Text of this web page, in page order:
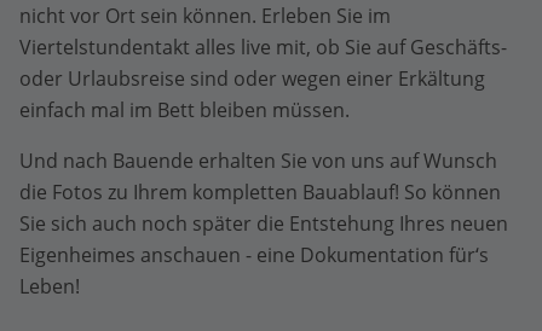
nicht vor Ort sein können. Erleben Sie im
Viertelstundentakt alles live mit, ob Sie auf Geschäfts-
oder Urlaubsreise sind oder wegen einer Erkältung
einfach mal im Bett bleiben müssen.
Und nach Bauende erhalten Sie von uns auf Wunsch
die Fotos zu Ihrem kompletten Bauablauf! So können
Sie sich auch noch später die Entstehung Ihres neuen
Eigenheimes anschauen - eine Dokumentation für‘s
Leben!